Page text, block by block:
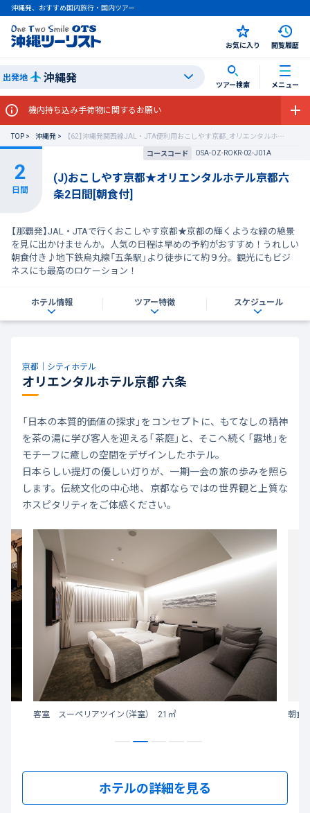
沖縄発、おすすめ国内旅行・国内ツアー
お気に入り 閲覧履歴
出発地 沖縄発 ツアー検索 メニュー
機内持ち込み手荷物に関するお願い
TOP 沖縄発
【62】沖縄発関西線JAL・JTA便利用おこしやす京都_オリエンタルホテル京都六条
コースコード
OSA-OZ-ROKR-02-J01A
(J)おこしやす京都★オリエンタルホテル京都六
条2日間[朝食付]
【那覇発】JAL・JTAで行くおこしやす京都★京都の輝くような緑の絶景
を見に出かけませんか。人気の日程は早めの予約がおすすめ！うれしい
朝食付き♪地下鉄烏丸線「五条駅」より徒歩にて約９分。観光にもビジ
ネスにも最高のロケーション！
ホテル情報 ツアー特徴 スケジュール
京都｜シティホテル
オリエンタルホテル京都 六条
「日本の本質的価値の探求」をコンセプトに、もてなしの精神
を茶の湯に学び客人を迎える「茶庭」と、そこへ続く「露地」を
モチーフに癒しの空間をデザインしたホテル。
日本らしい提灯の優しい灯りが、一期一会の旅の歩みを照ら
します。伝統文化の中心地、京都ならではの世界観と上質な
ホスピタリティをご体感ください。
客室 スーペリアツイン（洋室） 21㎡ 朝食
ホテルの詳細を見る